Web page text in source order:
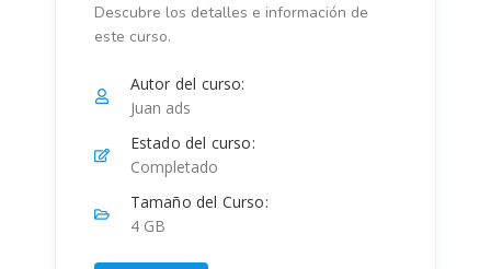
Descubre los detalles e información de
este curso.
Autor del curso:
Juan ads
Estado del curso:
Completado
Tamaño del Curso:
4 GB